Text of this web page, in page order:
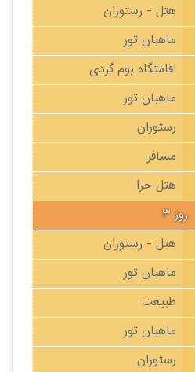
هتل - رستوران
ماهبان تور
اقامتگاه بوم گردی
ماهبان تور
رستوران
مسافر
هتل حرا
روز 3
هتل - رستوران
ماهبان تور
طبیعت
ماهبان تور
رستوران